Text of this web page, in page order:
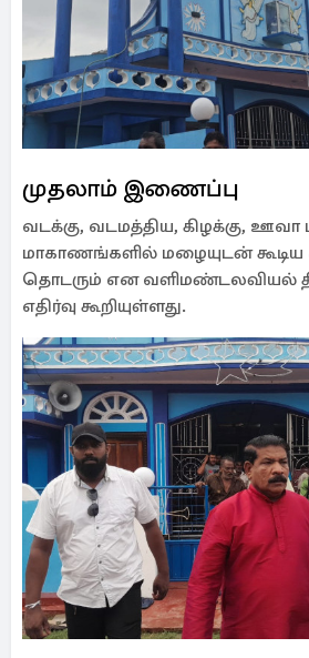
முதலாம் இணைப்பு
வடக்கு, வடமத்திய, கிழக்கு, ஊவா
மாகாணங்களில் மழையுடன்
தொடரும் என வளிமண்டலவியல்
எதிர்வு கூறியுள்ளது.